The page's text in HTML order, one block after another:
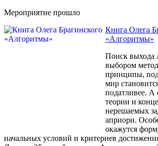
Мероприятие прошло
Книга Олега
«Алгоритмы»
Поиск выхода
выбором
принципы,
мир
податливее. А
теории и
нерешаемых
априори.
окажутся
начальных условий и критериев